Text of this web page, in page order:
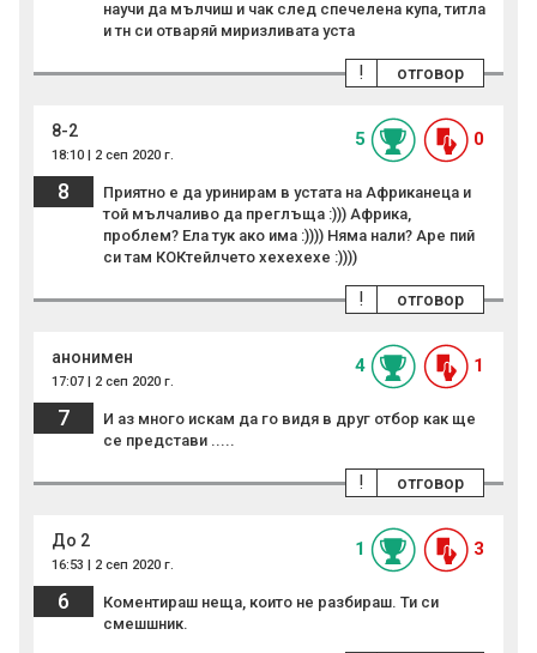
научи да мълчиш и чак след спечелена купа, титла
и тн си отваряй миризливата уста
отговор
!
8-2
18:10 | 2 сеп 2020 г.
5 0
8
Приятно е да уринирам в устата на Африканеца и
той мълчаливо да преглъща :))) Африка,
проблем? Ела тук ако има :)))) Няма нали? Аре пий
си там КОКтейлчето хехехехе :))))
отговор
!
анонимен
17:07 | 2 сеп 2020 г.
4 1
7
И аз много искам да го видя в друг отбор как ще
се представи .....
отговор
!
До 2
16:53 | 2 сеп 2020 г.
1 3
6
Коментираш неща, които не разбираш. Ти си
смешшник.